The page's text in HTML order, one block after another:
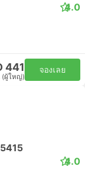
4.0
441
(ผู้ใหญ่)
จองเลย
4.0